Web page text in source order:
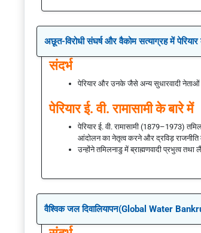
अछूत-विरोधी संघर्ष और वैकोम सत्याग्रह में पेरियार
संदर्भ
पेरियार और उनके जैसे अन्य सुधारवादी नेताओं
पेरियार ई. वी. रामासामी के बारे में
पेरियार ई. वी. रामासामी (1879–1973)
आंदोलन का नेतृत्व करने और द्रविड़ राजनीति
उन्होंने तमिलनाडु में ब्राह्मणवादी प्रभुत्व
वैश्विक जल दिवालियापन(Global Water